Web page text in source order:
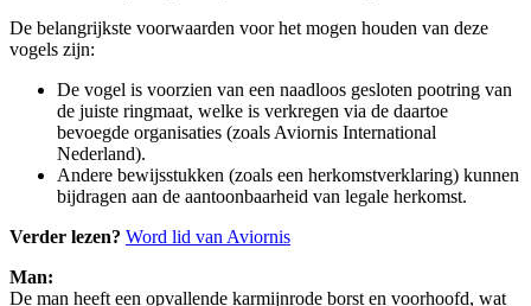
De belangrijkste voorwaarden voor het mogen houden van deze
vogels zijn:
De vogel is voorzien van een naadloos gesloten pootring van
de juiste ringmaat, welke is verkregen via de daartoe
bevoegde organisaties (zoals Aviornis International
Nederland).
Andere bewijsstukken (zoals een herkomstverklaring) kunnen
bijdragen aan de aantoonbaarheid van legale herkomst.
Verder lezen? Word lid van Aviornis
Man:
De man heeft een opvallende karmijnrode borst en voorhoofd, wat